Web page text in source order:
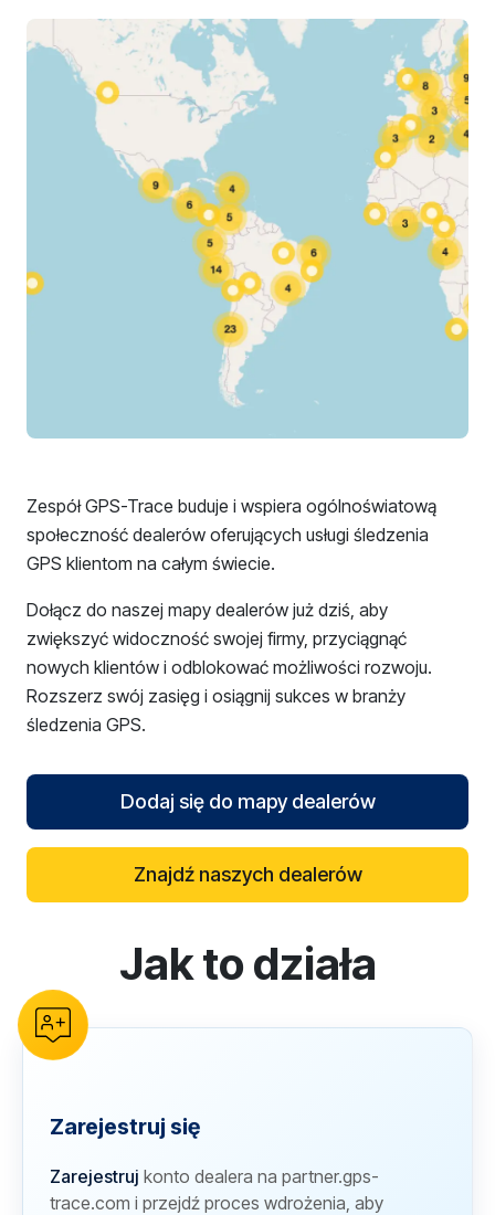
Zespół GPS-Trace buduje i wspiera ogólnoświatową
społeczność dealerów oferujących usługi śledzenia
GPS klientom na całym świecie.
Dołącz do naszej mapy dealerów już dziś, aby
zwiększyć widoczność swojej firmy, przyciągnąć
nowych klientów i odblokować możliwości rozwoju.
Rozszerz swój zasięg i osiągnij sukces w branży
śledzenia GPS.
Dodaj się do mapy dealerów
Znajdź naszych dealerów
reCAPTCHA verificationJak to działa
Zarejestruj się
Zarejestruj konto dealera na partner.gps-
trace.com i przejdź proces wdrożenia, aby